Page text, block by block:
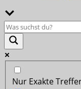
Nur Exakte